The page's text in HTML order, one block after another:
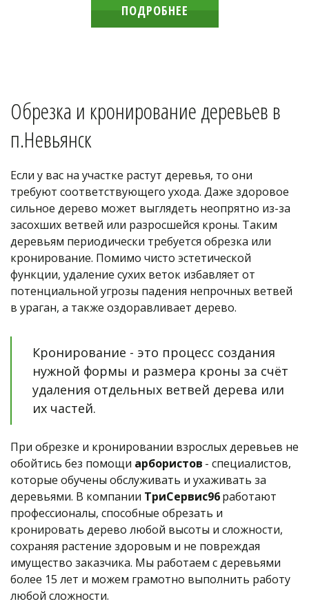
ПОДРОБНЕЕ
Обрезка и кронирование деревьев в
п.Невьянск
Если у вас на участке растут деревья, то они
требуют соответствующего ухода. Даже здоровое
сильное дерево может выглядеть неопрятно из-за
засохших ветвей или разросшейся кроны. Таким
деревьям периодически требуется обрезка или
кронирование. Помимо чисто эстетической
функции, удаление сухих веток избавляет от
потенциальной угрозы падения непрочных ветвей
в ураган, а также оздоравливает дерево.
Кронирование - это процесс создания
нужной формы и размера кроны за счёт
удаления отдельных ветвей дерева или
их частей.
При обрезке и кронировании взрослых деревьев не
обойтись без помощи арбористов - специалистов,
которые обучены обслуживать и ухаживать за
деревьями. В компании ТриСервис96 работают
профессионалы, способные обрезать и
кронировать дерево любой высоты и сложности,
сохраняя растение здоровым и не повреждая
имущество заказчика. Мы работаем с деревьями
более 15 лет и можем грамотно выполнить работу
любой сложности.